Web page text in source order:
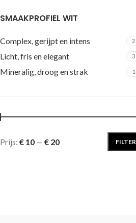
SMAAKPROFIEL WIT
Complex, gerijpt en intens 2
Licht, fris en elegant 3
Mineralig, droog en strak 1
FILTER
Prijs: € 10 — € 20